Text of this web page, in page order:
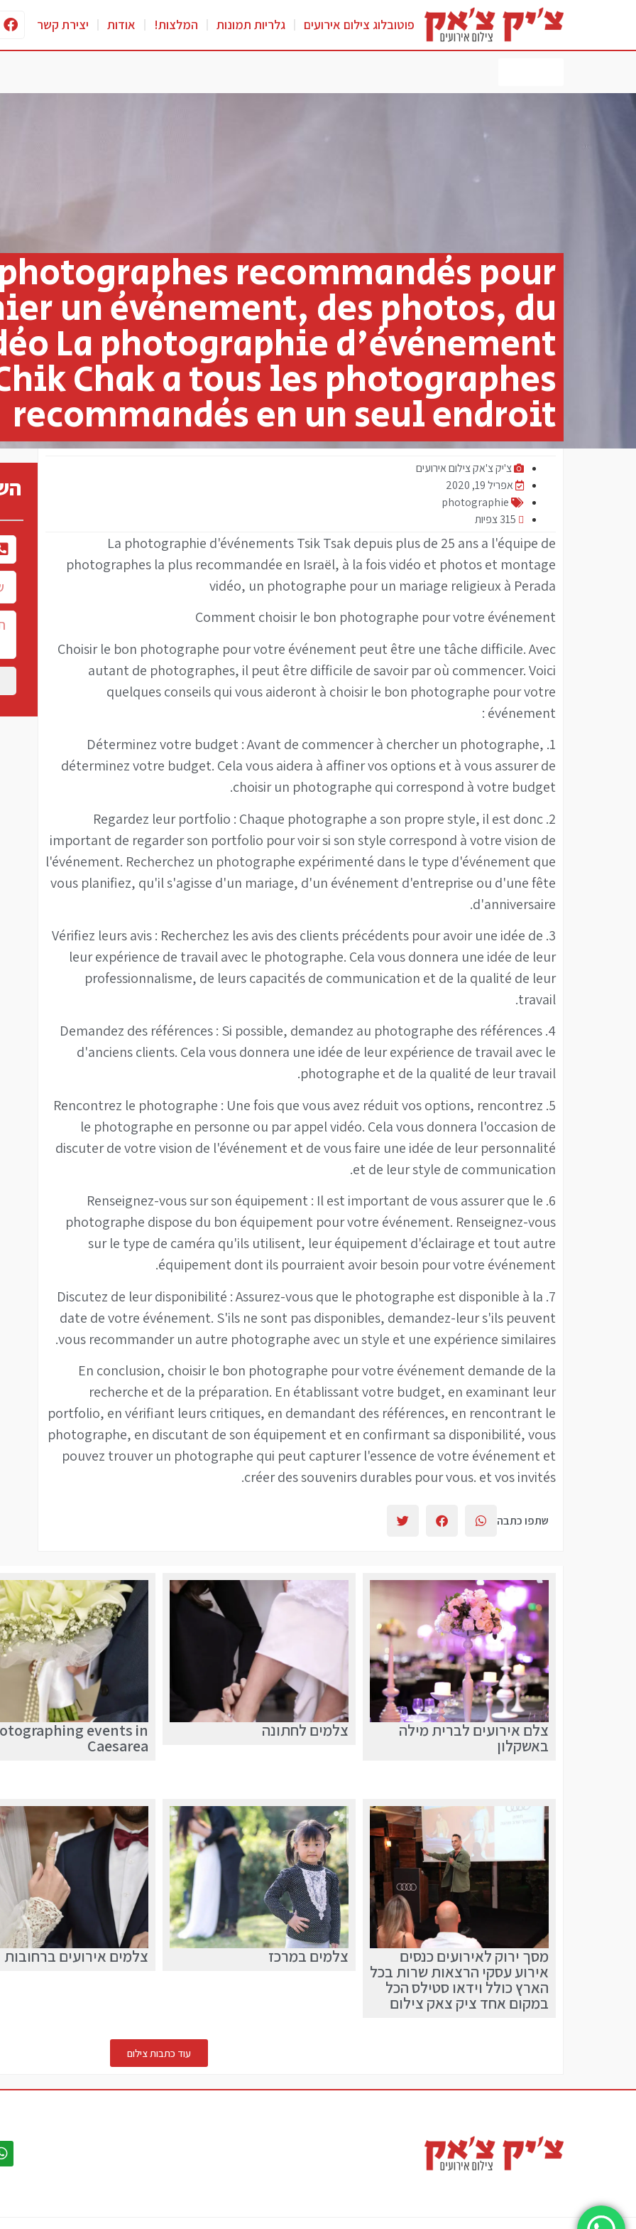
פוטובלוג צילום אירועים גלריות תמונות המלצות! אודות יצירת קשר
recommandés pour
un événement, des photos, du
La photographie d'événement
Chak a tous les photographes
recommandés en un seul endroit
צ'יק צ'אק צילום אירועים
אפריל 19, 2020
photographie
315 צפיות
La photographie d'événements Tsik Tsak depuis plus de 25 ans a l'équipe de
photographes la plus recommandée en Israël, à la fois vidéo et photos et montage
vidéo, un photographe pour un mariage religieux à Perada
Comment choisir le bon photographe pour votre événement
Choisir le bon photographe pour votre événement peut être une tâche difficile. Avec
autant de photographes, il peut être difficile de savoir par où commencer. Voici
quelques conseils qui vous aideront à choisir le bon photographe pour votre
événement :
1. Déterminez votre budget : Avant de commencer à chercher un photographe,
déterminez votre budget. Cela vous aidera à affiner vos options et à vous assurer de
choisir un photographe qui correspond à votre budget.
2. Regardez leur portfolio : Chaque photographe a son propre style, il est donc
important de regarder son portfolio pour voir si son style correspond à votre vision de
l'événement. Recherchez un photographe expérimenté dans le type d'événement que
vous planifiez, qu'il s'agisse d'un mariage, d'un événement d'entreprise ou d'une fête
d'anniversaire.
3. Vérifiez leurs avis : Recherchez les avis des clients précédents pour avoir une idée de
leur expérience de travail avec le photographe. Cela vous donnera une idée de leur
professionnalisme, de leurs capacités de communication et de la qualité de leur
travail.
4. Demandez des références : Si possible, demandez au photographe des références
d'anciens clients. Cela vous donnera une idée de leur expérience de travail avec le
photographe et de la qualité de leur travail.
5. Rencontrez le photographe : Une fois que vous avez réduit vos options, rencontrez
le photographe en personne ou par appel vidéo. Cela vous donnera l'occasion de
discuter de votre vision de l'événement et de vous faire une idée de leur personnalité
et de leur style de communication.
6. Renseignez-vous sur son équipement : Il est important de vous assurer que le
photographe dispose du bon équipement pour votre événement. Renseignez-vous
sur le type de caméra qu'ils utilisent, leur équipement d'éclairage et tout autre
équipement dont ils pourraient avoir besoin pour votre événement.
7. Discutez de leur disponibilité : Assurez-vous que le photographe est disponible à la
date de votre événement. S'ils ne sont pas disponibles, demandez-leur s'ils peuvent
vous recommander un autre photographe avec un style et une expérience similaires.
En conclusion, choisir le bon photographe pour votre événement demande de la
recherche et de la préparation. En établissant votre budget, en examinant leur
portfolio, en vérifiant leurs critiques, en demandant des références, en rencontrant le
photographe, en discutant de son équipement et en confirmant sa disponibilité, vous
pouvez trouver un photographe qui peut capturer l'essence de votre événement et
créer des souvenirs durables pour vous. et vos invités.
שתפו כתבה
צלם אירועים לברית מילה
באשקלון
צלמים לחתונה events in
Caesarea
מסך ירוק לאירועים כנסים
אירוע עסקי הרצאות שרות בכל
הארץ כולל וידאו סטילס הכל
במקום אחד ציק צאק צילום
צלמים במרכז צלמים אירועים ברחובות
עוד כתבות צילום